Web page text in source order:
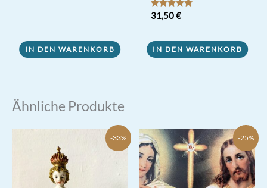
IN DEN WARENKORB
Bewertet mit
5.00
31,50€
IN DEN WARENKORB
Ähnliche Produkte
-33% -25%